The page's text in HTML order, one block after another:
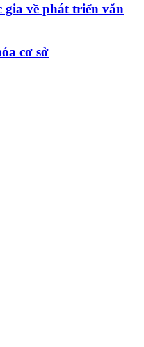
về phát triển văn
cơ sở